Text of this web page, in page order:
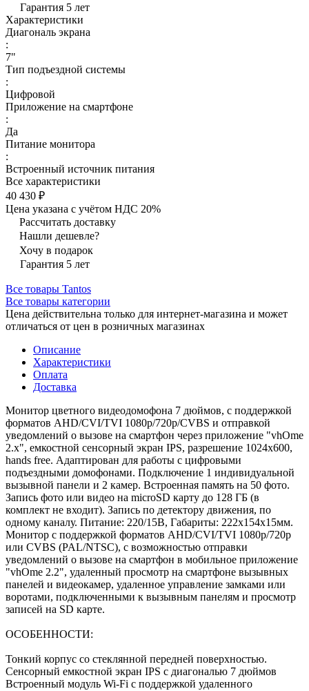
Гарантия 5 лет
Характеристики
Диагональ экрана
:
7"
Тип подъездной системы
:
Цифровой
Приложение на смартфоне
:
Да
Питание монитора
:
Встроенный источник питания
Все характеристики
40 430 ₽
Цена указана с учётом НДС 20%
Рассчитать доставку
Нашли дешевле?
Хочу в подарок
Гарантия 5 лет
Все товары Tantos
Все товары категории
Цена действительна только для интернет-магазина и может
отличаться от цен в розничных магазинах
Описание
Характеристики
Оплата
Доставка
Монитор цветного видеодомофона 7 дюймов, с поддержкой
форматов AHD/CVI/TVI 1080р/720p/CVBS и отправкой
уведомлений о вызове на смартфон через приложение "vhOme
2.x", емкостной сенсорный экран IPS, разрешение 1024х600,
hands free. Адаптирован для работы с цифровыми
подъездными домофонами. Подключение 1 индивидуальной
вызывной панели и 2 камер. Встроенная память на 50 фото.
Запись фото или видео на microSD карту до 128 ГБ (в
комплект не входит). Запись по детектору движения, по
одному каналу. Питание: 220/15В, Габариты: 222х154х15мм.
Монитор с поддержкой форматов AHD/CVI/TVI 1080р/720p
или CVBS (PAL/NTSC), с возможностью отправки
уведомлений о вызове на смартфон в мобильное приложение
"vhOme 2.2", удаленный просмотр на смартфоне вызывных
панелей и видеокамер, удаленное управление замками или
воротами, подключенными к вызывным панелям и просмотр
записей на SD карте.
ОСОБЕННОСТИ:
Тонкий корпус со стеклянной передней поверхностью.
Сенсорный емкостной экран IPS с диагональю 7 дюймов
Встроенный модуль Wi-Fi с поддержкой удаленного